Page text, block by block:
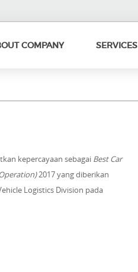
COMPANY SERVICES
kepercayaan sebagai Best Car
2017 yang diberikan
Logistics Division pada